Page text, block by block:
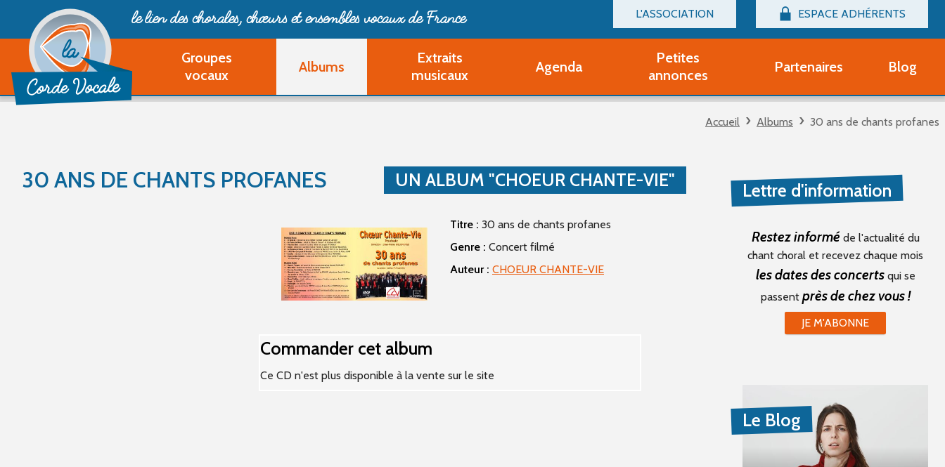
L'ASSOCIATION
Billetterie
Devenir adhérent Groupe Vocal
Devenir adhérent Partenaire
Ouvrir un compte Découverte
ESPACE ADHÉRENTS
Connexion
le lien des chorales, chœurset ensembles vocaux de France
Groupes
vocaux
Albums
Extraits
musicaux
Agenda
Petites
annonces
Partitions d'occasion
Partenaires Blog
Accueil Albums 30 ans de chants profanes
30 ANS DE CHANTS PROFANES UN ALBUM "CHOEUR CHANTE-VIE"
Titre : 30 ans de chants profanes
Genre : Concert filmé
Auteur : CHOEUR CHANTE-VIE
Commander cet album
Ce CD n'est plus disponible à la vente sur le site
Lettre d'information
Restez informé de l'actualité du
chant choral et recevez chaque mois
les dates des concertsqui se
passent près de chez vous !
JE M'ABONNE
Le Blog